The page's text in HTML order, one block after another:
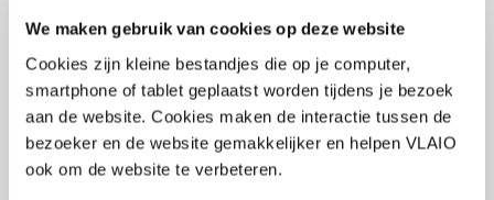
We maken gebruik van cookies op deze website
Cookies zijn kleine bestandjes die op je computer,
smartphone of tablet geplaatst worden tijdens je bezoek
aan de website. Cookies maken de interactie tussen de
bezoeker en de website gemakkelijker en helpen VLAIO
ook om de website te verbeteren.
om na te gaan op welke manier ruimtevaartdata kunnen
ingeschakeld worden om oplossingen te bieden in dagdagelijks
toepassingen, en zullen er acties ondernomen worden om de
burger kennis te laten maken met de wondere wereld van de
ruimtevaart en de mogelijkheden die deze biedt voor onze
samenleving.